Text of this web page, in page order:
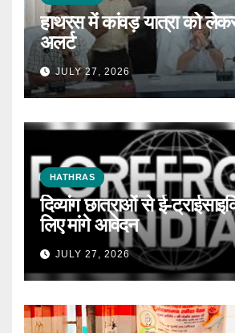
हाथरस में कांवड़ यात्रा को
अलर्ट
JULY 27, 2026
HATHRAS
दिव्यांग छात्राओं से ई-
लिए मांगे आवेदन
JULY 27, 2026